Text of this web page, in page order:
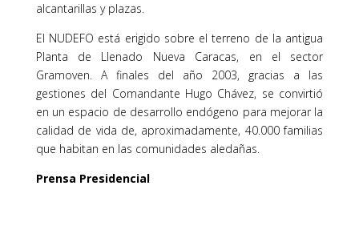
alcantarillas y plazas.
El NUDEFO está erigido sobre el terreno de la antigua
Planta de Llenado Nueva Caracas, en el sector
Gramoven. A finales del año 2003, gracias a las
gestiones del Comandante Hugo Chávez, se convirtió
en un espacio de desarrollo endógeno para mejorar la
calidad de vida de, aproximadamente, 40.000 familias
que habitan en las comunidades aledañas.
Prensa Presidencial